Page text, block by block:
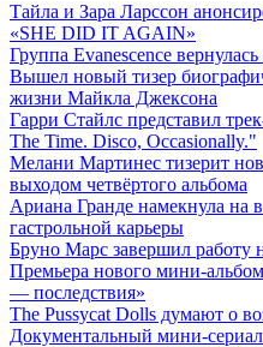
Тайла и Зара Ларссон
«SHE DID IT AGAIN»
Группа Evanescence
Вышел новый тизер
жизни Майкла Джексона
Гарри Стайлс представил
The Time. Disco, Occasionally."
Мелани Мартинес тизерит
выходом четвёртого альбома
Ариана Гранде намекнула на
гастрольной карьеры
Бруно Марс завершил работу
Премьера нового мини-
— последствия»
The Pussycat Dolls думают о
Документальный мини-